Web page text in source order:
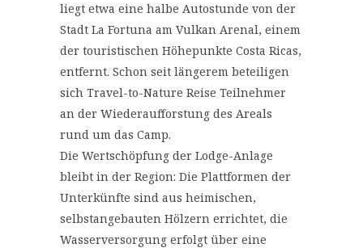
liegt etwa eine halbe Autostunde von der
Stadt La Fortuna am Vulkan Arenal, einem
der touristischen Höhepunkte Costa Ricas,
entfernt. Schon seit längerem beteiligen
sich Travel-to-Nature Reise Teilnehmer
an der Wiederaufforstung des Areals
rund um das Camp.
Die Wertschöpfung der Lodge-Anlage
bleibt in der Region: Die Plattformen der
Unterkünfte sind aus heimischen,
selbstangebauten Hölzern errichtet, die
Wasserversorgung erfolgt über eine